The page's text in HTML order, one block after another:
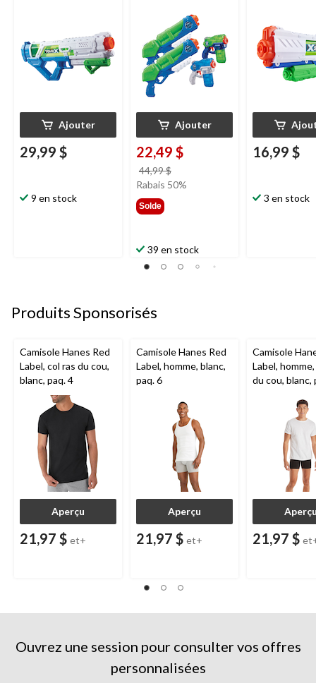
Ajouter
29,99 $
9 en stock
ans et plus, paq. 4
Ajouter
22,49 $
44,99 $
était
Rabais 50%
Solde
39 en stock
16,99 $
3 en stock
Produits Sponsorisés
Camisole Hanes Red
Label, col ras du cou,
blanc, paq. 4
Aperçu
21,97 $ et+
Camisole Hanes Red
Label, homme, blanc,
paq. 6
Aperçu
21,97 $ et+
Camisole
Label,
du cou, blanc,
21,97 $
Ouvrez une session pour consulter vos offres
personnalisées